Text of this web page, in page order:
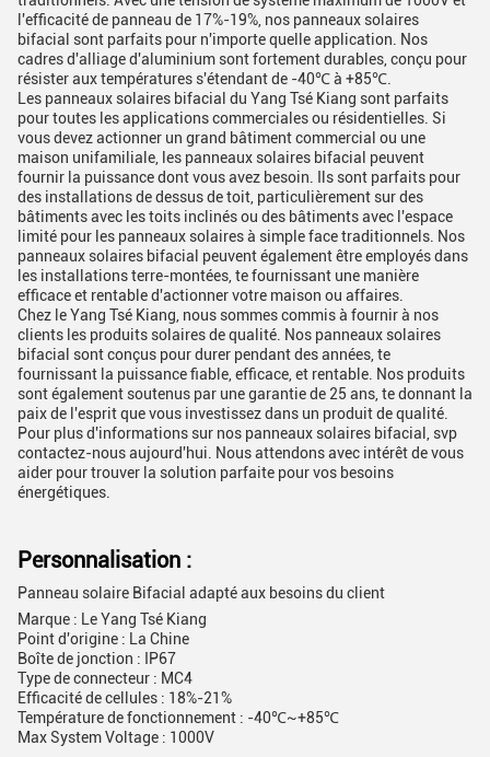
l'efficacité de panneau de 17%-19%, nos panneaux solaires
bifacial sont parfaits pour n'importe quelle application. Nos
cadres d'alliage d'aluminium sont fortement durables, conçu pour
résister aux températures s'étendant de -40℃ à +85℃.
Les panneaux solaires bifacial du Yang Tsé Kiang sont parfaits
pour toutes les applications commerciales ou résidentielles. Si
vous devez actionner un grand bâtiment commercial ou une
maison unifamiliale, les panneaux solaires bifacial peuvent
fournir la puissance dont vous avez besoin. Ils sont parfaits pour
des installations de dessus de toit, particulièrement sur des
bâtiments avec les toits inclinés ou des bâtiments avec l'espace
limité pour les panneaux solaires à simple face traditionnels. Nos
panneaux solaires bifacial peuvent également être employés dans
les installations terre-montées, te fournissant une manière
efficace et rentable d'actionner votre maison ou affaires.
Chez le Yang Tsé Kiang, nous sommes commis à fournir à nos
clients les produits solaires de qualité. Nos panneaux solaires
bifacial sont conçus pour durer pendant des années, te
fournissant la puissance fiable, efficace, et rentable. Nos produits
sont également soutenus par une garantie de 25 ans, te donnant la
paix de l'esprit que vous investissez dans un produit de qualité.
Pour plus d'informations sur nos panneaux solaires bifacial, svp
contactez-nous aujourd'hui. Nous attendons avec intérêt de vous
aider pour trouver la solution parfaite pour vos besoins
énergétiques.
Personnalisation :
Panneau solaire Bifacial adapté aux besoins du client
Marque : Le Yang Tsé Kiang
Point d'origine : La Chine
Boîte de jonction : IP67
Type de connecteur : MC4
Efficacité de cellules : 18%-21%
Température de fonctionnement : -40℃~+85℃
Max System Voltage : 1000V